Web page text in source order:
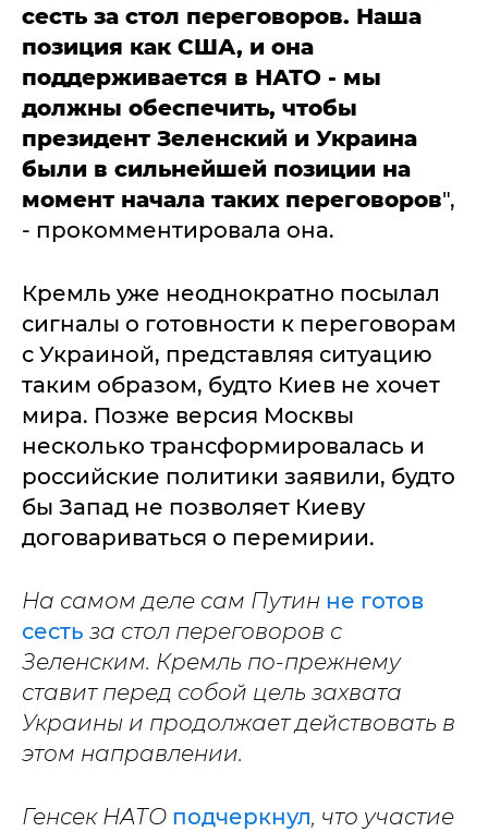
сесть за стол переговоров. Наша
позиция как США, и она
поддерживается в НАТО - мы
должны обеспечить, чтобы
президент Зеленский и Украина
были в сильнейшей позиции на
момент начала таких переговоров",
- прокомментировала она.
Кремль уже неоднократно посылал
сигналы о готовности к переговорам
с Украиной, представляя ситуацию
таким образом, будто Киев не хочет
мира. Позже версия Москвы
несколько трансформировалась и
российские политики заявили, будто
бы Запад не позволяет Киеву
договариваться о перемирии.
На самом деле сам Путин не готов
сесть за стол переговоров с
Зеленским. Кремль по-прежнему
ставит перед собой цель захвата
Украины и продолжает действовать в
этом направлении.
Генсек НАТО подчеркнул, что участие